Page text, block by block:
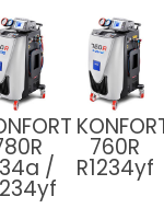
/
760R
R1234yf